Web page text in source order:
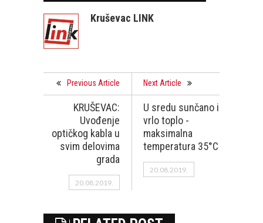
Kruševac LINK
Previous Article
KRUŠEVAC:
Uvođenje
optičkog kabla u
svim delovima
grada
20.08.2019.
Next Article
U sredu sunčano i
vrlo toplo -
maksimalna
temperatura 35°C
20.08.2019.